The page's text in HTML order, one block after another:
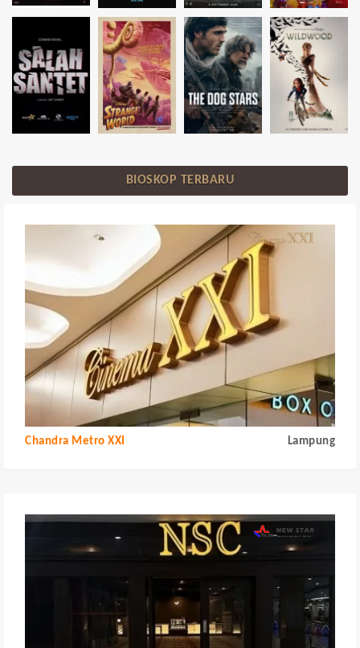
BIOSKOP TERBARU
Chandra Metro XXI Lampung